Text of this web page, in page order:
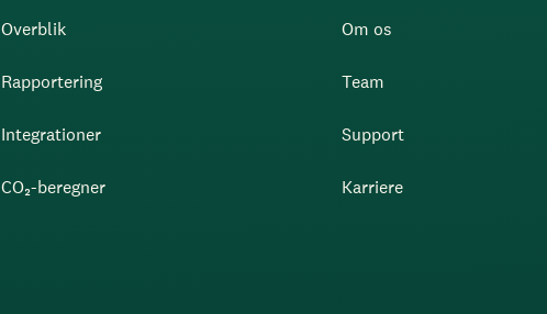
Overblik
Rapportering
Integrationer
CO₂-beregner
Om os
Team
Support
Karriere